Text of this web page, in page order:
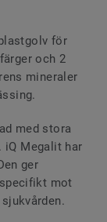
för
och 2
mineraler
med stora
Megalit har
ger
mot